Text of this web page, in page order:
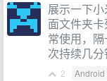
展示一下
面文件夹
常使用，
次持续几分
2 Android